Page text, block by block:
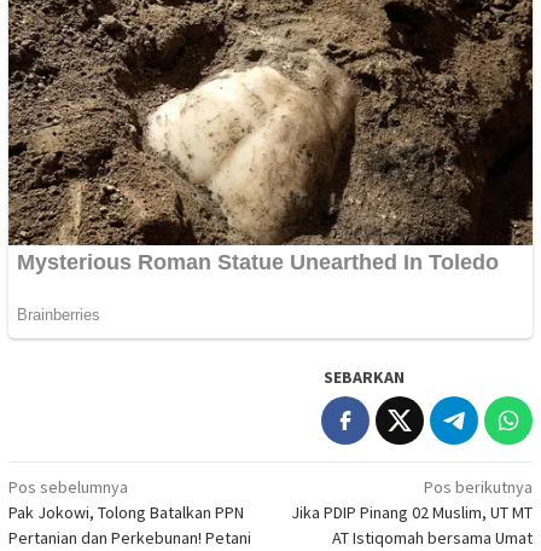
SEBARKAN
Navigasi
pos
Pos sebelumnya
Pak Jokowi, Tolong Batalkan PPN
Pertanian dan Perkebunan! Petani
Pos berikutnya
Jika PDIP Pinang 02 Muslim, UT MT
AT Istiqomah bersama Umat